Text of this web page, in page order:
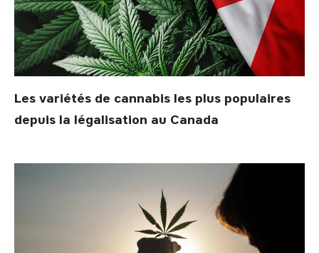
Les variétés de cannabis les plus populaires
depuis la légalisation au Canada